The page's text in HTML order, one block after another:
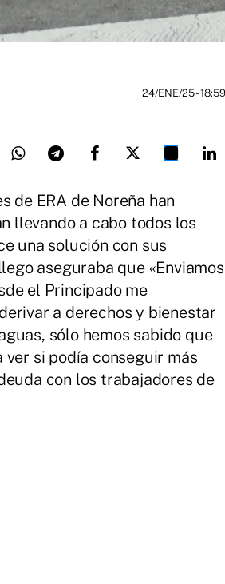
24/ENE/25- 18:59
de ERA de Noreña han
llevando a cabo todos los
una solución con sus
aseguraba que «Enviamos
el Principado me
a derechos y bienestar
sólo hemos sabido que
ver si podía conseguir más
con los trabajadores de